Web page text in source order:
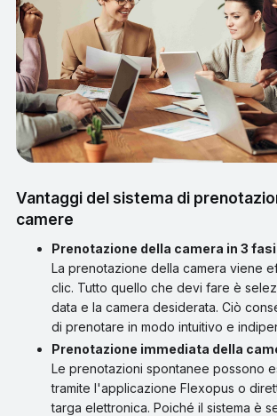
Vantaggi del sistema di prenotazione delle
camere
Prenotazione della camera in 3
La prenotazione della camera viene
clic. Tutto quello che devi fare è
data e la camera desiderata. Ciò
di prenotare in modo intuitivo e
Prenotazione immediata della
Le prenotazioni spontanee possono
tramite l'applicazione Flexopus o
targa elettronica. Poiché il sistema è